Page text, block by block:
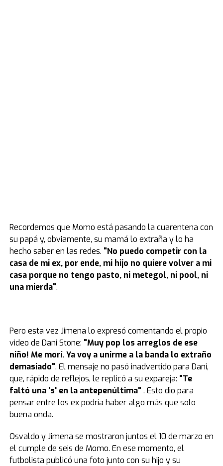
Recordemos que Momo está pasando la cuarentena con
su papá y, obviamente, su mamá lo extraña y lo ha
hecho saber en las redes. "No puedo competir con la
casa de mi ex, por ende, mi hijo no quiere volver a mi
casa porque no tengo pasto, ni metegol, ni pool, ni
una mierda".
Pero esta vez Jimena lo expresó comentando el propio
video de Dani Stone: "Muy pop los arreglos de ese
niño! Me morí. Ya voy a unirme a la banda lo extraño
demasiado". El mensaje no pasó inadvertido para Dani,
que, rápido de reflejos, le replicó a su expareja: "Te
faltó una 's' en la antepenúltima" . Esto dio para
pensar entre los ex podría haber algo más que solo
buena onda.
Osvaldo y Jimena se mostraron juntos el 10 de marzo en
el cumple de seis de Momo. En ese momento, el
futbolista publicó una foto junto con su hijo y su